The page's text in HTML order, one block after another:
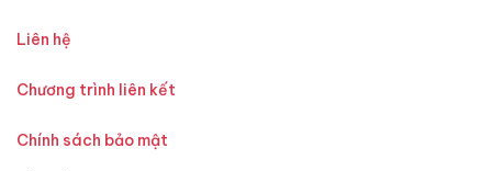
Liên hệ
Chương trình liên kết
Chính sách bảo mật